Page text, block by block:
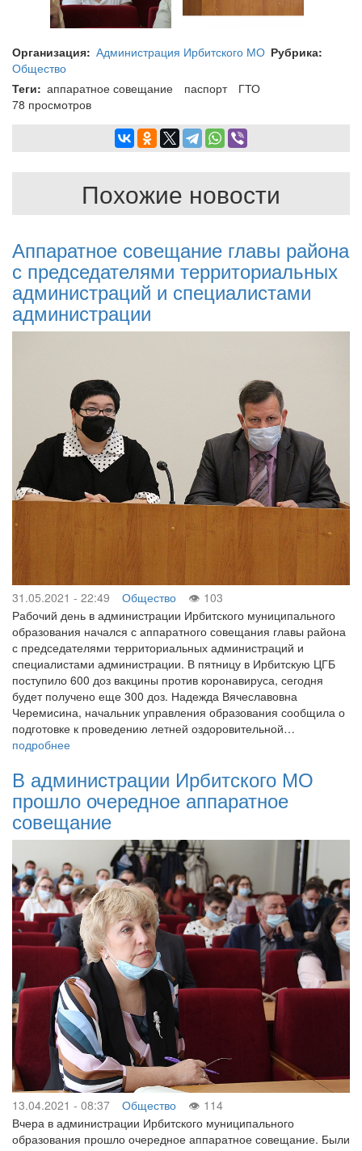
Организация Администрация Ирбитского МО Рубрика
Общество
Теги
аппаратное совещание паспорт
ГТО
78 просмотров
Похожие новости
Аппаратное совещание главы района
с председателями территориальных
администраций и специалистами
администрации
31.05.2021 - 22:49 Общество
103
Рабочий день в администрации Ирбитского муниципального
образования начался с аппаратного совещания главы района
с председателями территориальных администраций и
специалистами администрации. В пятницу в Ирбитскую ЦГБ
поступило 600 доз вакцины против коронавируса, сегодня
будет получено еще 300 доз. Надежда Вячеславовна
Черемисина, начальник управления образования сообщила о
подготовке к проведению летней оздоровительной…
подробнее
В администрации Ирбитского МО
прошло очередное аппаратное
совещание
13.04.2021 - 08:37 Общество
114
Вчера в администрации Ирбитского муниципального
образования прошло очередное аппаратное совещание. Были